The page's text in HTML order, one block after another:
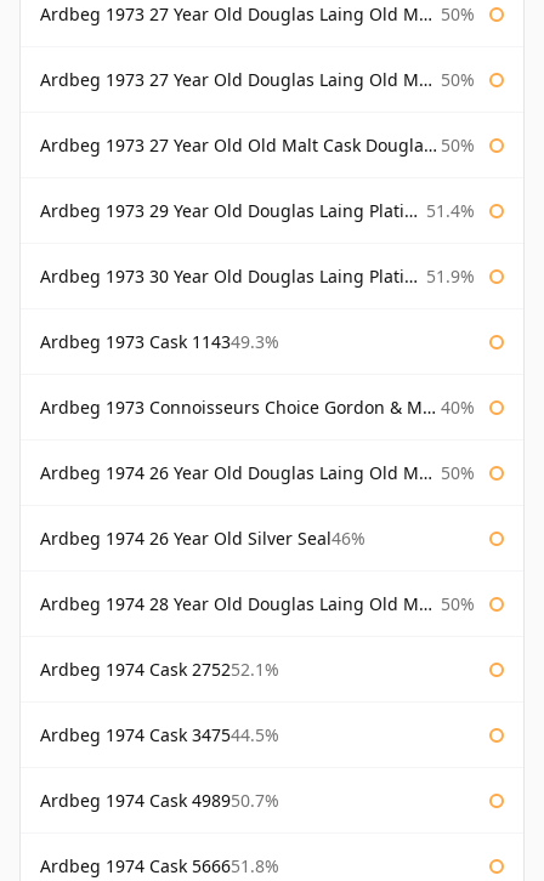
Ardbeg 1973 27 Year Old Douglas Laing Old Malt Cask 50%
Ardbeg 1973 27 Year Old Douglas Laing Old Malt Cask Bottled 2000 50%
Ardbeg 1973 27 Year Old Old Malt Cask Douglas Laing 50%
Ardbeg 1973 29 Year Old Douglas Laing Platinum Selection 51.4%
Ardbeg 1973 30 Year Old Douglas Laing Platinum Selection 51.9%
Ardbeg 1973 Cask 114349.3%
Ardbeg 1973 Connoisseurs Choice Gordon & Macphail 40%
Ardbeg 1974 26 Year Old Douglas Laing Old Malt Cask 50%
Ardbeg 1974 26 Year Old Silver Seal46%
Ardbeg 1974 28 Year Old Douglas Laing Old Malt Cask 50%
Ardbeg 1974 Cask 275252.1%
Ardbeg 1974 Cask 347544.5%
Ardbeg 1974 Cask 498950.7%
Ardbeg 1974 Cask 566651.8%